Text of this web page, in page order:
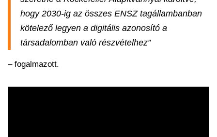
hogy 2030-ig az összes ENSZ tagállambanban
kötelező legyen a digitális azonosító a
társadalomban való részvételhez”
– fogalmazott.